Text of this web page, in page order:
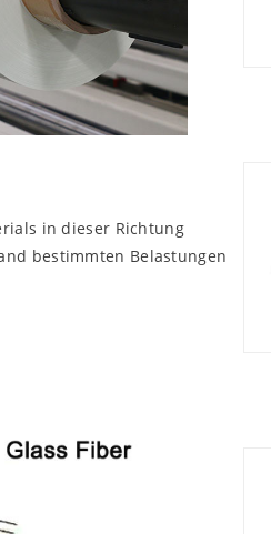
in dieser Richtung
bestimmten Belastungen